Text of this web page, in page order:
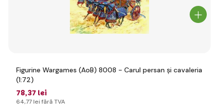
Figurine Wargames (AoB) 8008 - Carul persan și cavaleria
(1:72)
78,37 lei
64,77 lei fără TVA